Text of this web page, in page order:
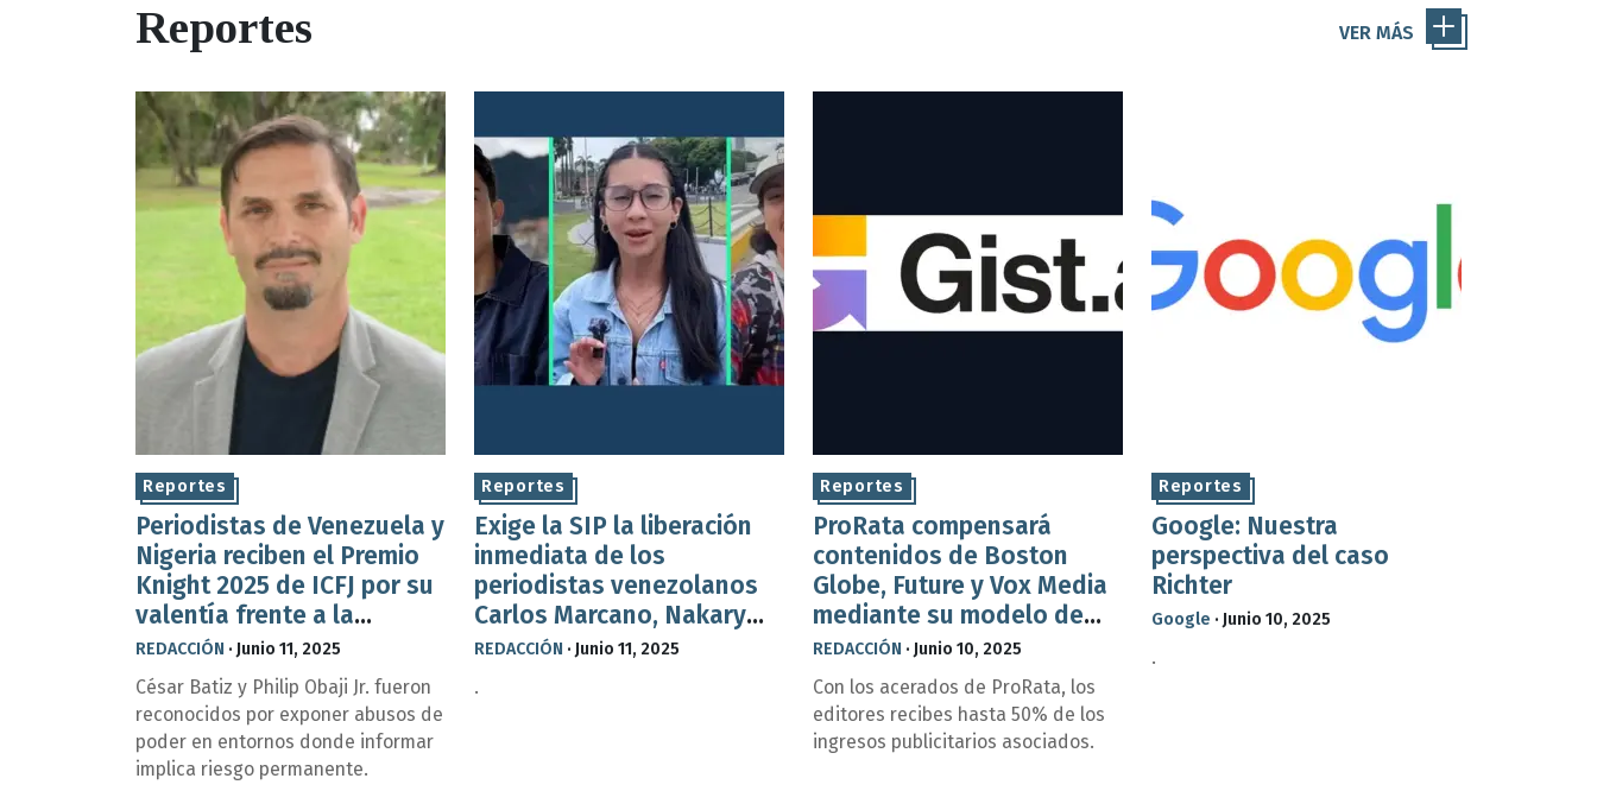
Reportes VER MÁS
Reportes
Periodistas de Venezuela y
Nigeria reciben el Premio
Knight 2025 de ICFJ por su
valentía frente a la
censura y violencia
REDACCIÓN · Junio 11, 2025
César Batiz y Philip Obaji Jr. fueron
reconocidos por exponer abusos de
poder en entornos donde informar
implica riesgo permanente.
Reportes
Exige la SIP la liberación
inmediata de los
periodistas venezolanos
Carlos Marcano, Nakary
Mena y Gianni González
REDACCIÓN · Junio 11, 2025
.
Reportes
ProRata compensará
contenidos de Boston
Globe, Future y Vox Media
mediante su modelo de
licencias de IA generativa
REDACCIÓN · Junio 10, 2025
Con los acerados de ProRata, los
editores recibes hasta 50% de los
ingresos publicitarios asociados.
Reportes
Google: Nuestra
perspectiva del caso
Richter
Google · Junio 10, 2025
.